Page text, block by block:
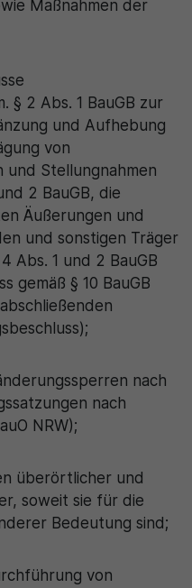
Maßnahmen der
§ 2 Abs. 1 BauGB zur
und Aufhebung
von
und Stellungnahmen
2 BauGB, die
Äußerungen und
und sonstigen Träger
Abs. 1 und 2 BauGB
gemäß § 10 BauGB
nach
nach
NRW);
überörtlicher und
soweit sie für die
Bedeutung sind;
von